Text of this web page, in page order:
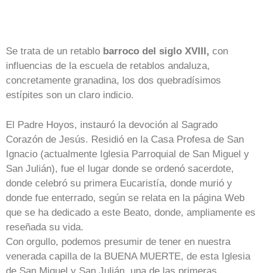
Se trata de un retablo barroco del siglo XVIII, con
influencias de la escuela de retablos andaluza,
concretamente granadina, los dos quebradísimos
estípites son un claro indicio.
El Padre Hoyos, instauró la devoción al Sagrado
Corazón de Jesús. Residió en la Casa Profesa de San
Ignacio (actualmente Iglesia Parroquial de San Miguel y
San Julián), fue el lugar donde se ordenó sacerdote,
donde celebró su primera Eucaristía, donde murió y
donde fue enterrado, según se relata en la página Web
que se ha dedicado a este Beato, donde, ampliamente es
reseñada su vida.
Con orgullo, podemos presumir de tener en nuestra
venerada capilla de la BUENA MUERTE, de esta Iglesia